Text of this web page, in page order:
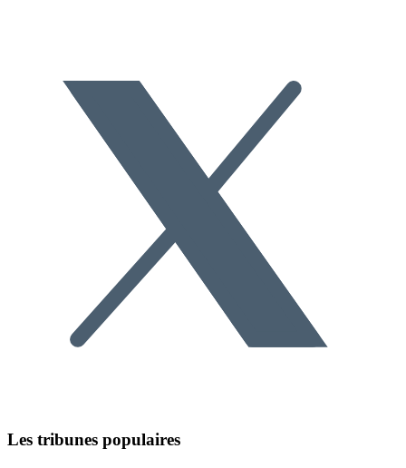
Les tribunes populaires